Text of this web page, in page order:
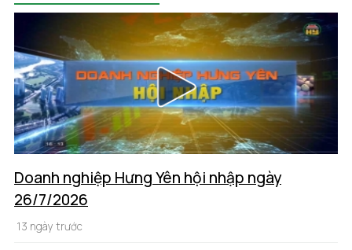
Doanh nghiệp Hưng Yên hội nhập ngày
26/7/2026
13 ngày trước